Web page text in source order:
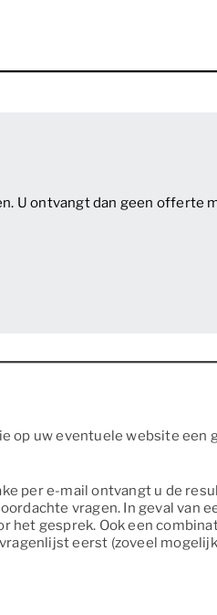
U ontvangt dan geen offerte
op uw eventuele website een
per e-mail ontvangt u de
vragen. In geval van
het gesprek. Ook een
eerst (zoveel